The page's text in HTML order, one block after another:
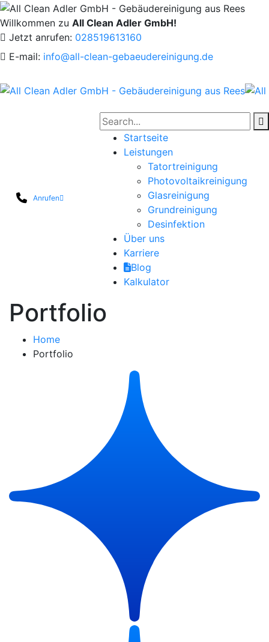
Willkommen zu All Clean Adler GmbH!
Jetzt anrufen: 028519613160
E-mail: info@all-clean-gebaeudereinigung.de
Startseite
Leistungen
Tatortreinigung
Photovoltaikreinigung
Glasreinigung
Grundreinigung
Desinfektion
Über uns
Karriere
Blog
Kalkulator
Anrufen
Portfolio
Home
Portfolio